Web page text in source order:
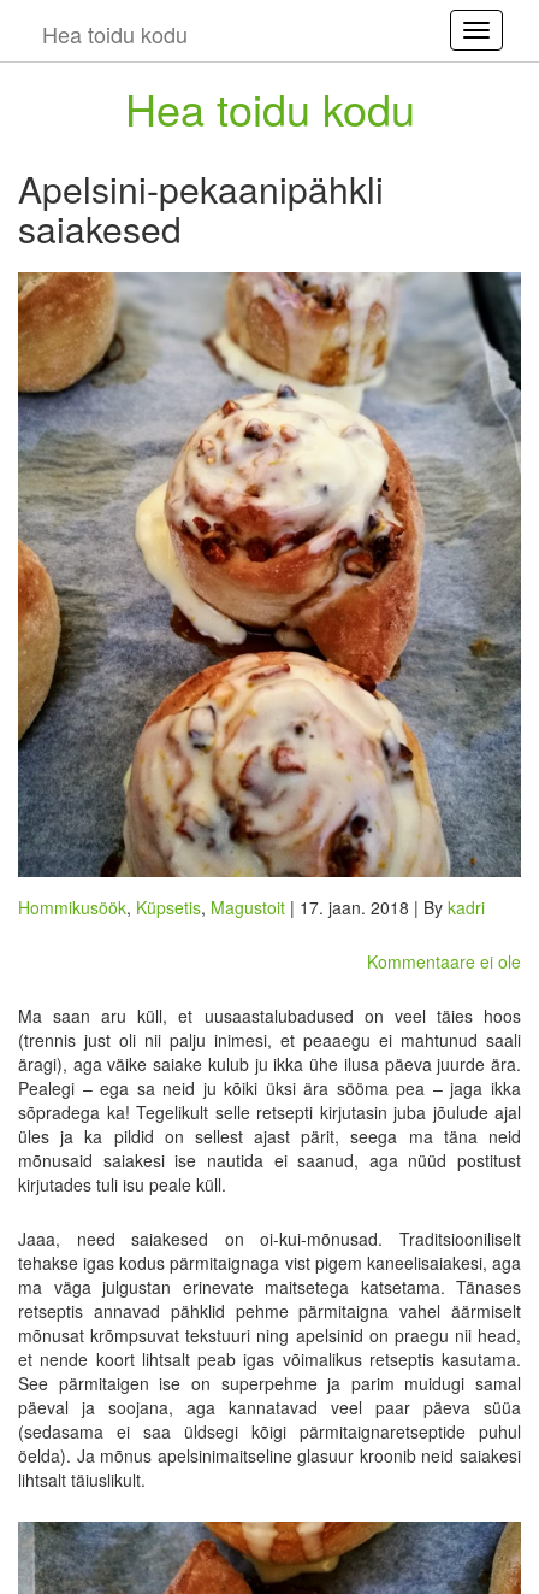
Hea toidu kodu
Hea toidu kodu
Apelsini-pekaanipähkli
saiakesed
Hommikusöök, Küpsetis, Magustoit | 17. jaan. 2018 | By kadri
Kommentaare ei ole
Ma saan aru küll, et uusaastalubadused on veel täies hoos
(trennis just oli nii palju inimesi, et peaaegu ei mahtunud saali
äragi), aga väike saiake kulub ju ikka ühe ilusa päeva juurde ära.
Pealegi – ega sa neid ju kõiki üksi ära sööma pea – jaga ikka
sõpradega ka! Tegelikult selle retsepti kirjutasin juba jõulude ajal
üles ja ka pildid on sellest ajast pärit, seega ma täna neid
mõnusaid saiakesi ise nautida ei saanud, aga nüüd postitust
kirjutades tuli isu peale küll.
Jaaa, need saiakesed on oi-kui-mõnusad. Traditsiooniliselt
tehakse igas kodus pärmitaignaga vist pigem kaneelisaiakesi, aga
ma väga julgustan erinevate maitsetega katsetama. Tänases
retseptis annavad pähklid pehme pärmitaigna vahel äärmiselt
mõnusat krõmpsuvat tekstuuri ning apelsinid on praegu nii head,
et nende koort lihtsalt peab igas võimalikus retseptis kasutama.
See pärmitaigen ise on superpehme ja parim muidugi samal
päeval ja soojana, aga kannatavad veel paar päeva süüa
(sedasama ei saa üldsegi kõigi pärmitaignaretseptide puhul
öelda). Ja mõnus apelsinimaitseline glasuur kroonib neid saiakesi
lihtsalt täiuslikult.